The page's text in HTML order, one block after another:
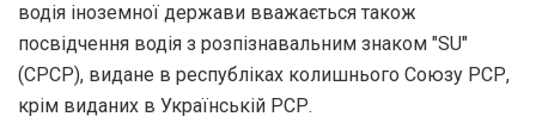
водія іноземної держави вважається також
посвідчення водія з розпізнавальним знаком "SU"
(СРСР), видане в республіках колишнього Союзу РСР,
крім виданих в Українській РСР.